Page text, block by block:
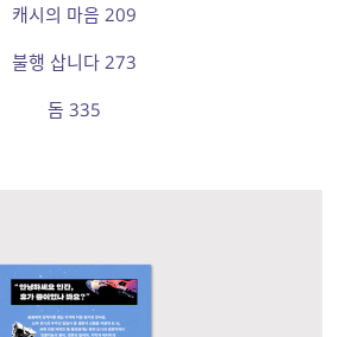
캐시의 마음 209
불행 삽니다 273
돔 335